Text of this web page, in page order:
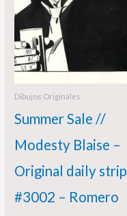
Dibujos Originales
Summer Sale //
Modesty Blaise –
Original daily strip
#3002 – Romero